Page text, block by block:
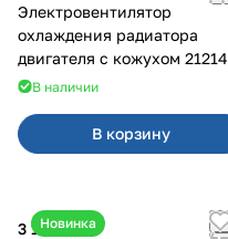
Электровентилятор
охлаждения радиатора
двигателя с кожухом 21214
2121-21213 ВАЛЕЕ 95
В наличии
В корзину
Новинка
3 100 ₽